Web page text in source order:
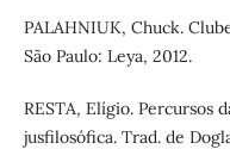
PALAHNIUK, Chuck.
São Paulo: Leya, 2012.
RESTA, Elígio. Percursos
jusfilosófica. Trad. de